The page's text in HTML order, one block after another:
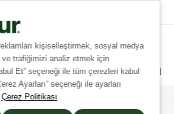
kişiselleştirmek, sosyal medya
trafiğimizi analiz etmek için
Et” seçeneği ile tüm çerezleri kabul
Ayarları” seçeneği ile ayarları
Çerez Politikası